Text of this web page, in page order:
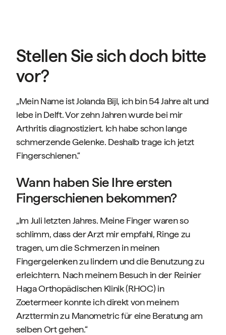
Stellen Sie sich doch bitte
vor?
„Mein Name ist Jolanda Bijl, ich bin 54 Jahre alt und
lebe in Delft. Vor zehn Jahren wurde bei mir
Arthritis diagnostiziert. Ich habe schon lange
schmerzende Gelenke. Deshalb trage ich jetzt
Fingerschienen.“
Wann haben Sie Ihre ersten
Fingerschienen bekommen?
„Im Juli letzten Jahres. Meine Finger waren so
schlimm, dass der Arzt mir empfahl, Ringe zu
tragen, um die Schmerzen in meinen
Fingergelenken zu lindern und die Benutzung zu
erleichtern. Nach meinem Besuch in der Reinier
Haga Orthopädischen Klinik (RHOC) in
Zoetermeer konnte ich direkt von meinem
Arzttermin zu Manometric für eine Beratung am
selben Ort gehen.“